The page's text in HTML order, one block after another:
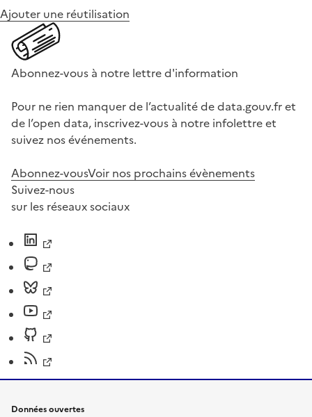
Ajouter une réutilisation
Abonnez-vous à notre lettre d'information
Pour ne rien manquer de l’actualité de data.gouv.fr et
de l’open data, inscrivez-vous à notre infolettre et
suivez nos événements.
Abonnez-vousVoir nos prochains évènements
Suivez-nous
sur les réseaux sociaux
Données ouvertes